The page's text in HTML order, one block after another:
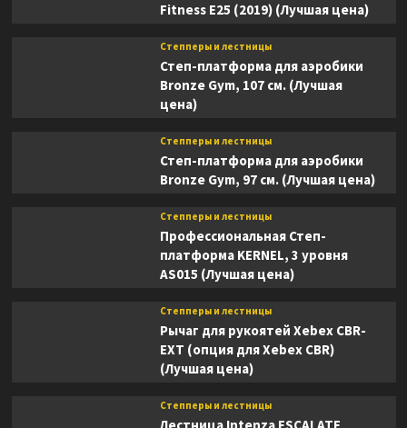
Fitness E25 (2019) (Лучшая цена)
Степперы и лестницы
Степ-платформа для аэробики
Bronze Gym, 107 см. (Лучшая
цена)
Степперы и лестницы
Степ-платформа для аэробики
Bronze Gym, 97 см. (Лучшая цена)
Степперы и лестницы
Профессиональная Степ-
платформа KERNEL, 3 уровня
AS015 (Лучшая цена)
Степперы и лестницы
Рычаг для рукоятей Xebex CBR-
EXT (опция для Xebex CBR)
(Лучшая цена)
Степперы и лестницы